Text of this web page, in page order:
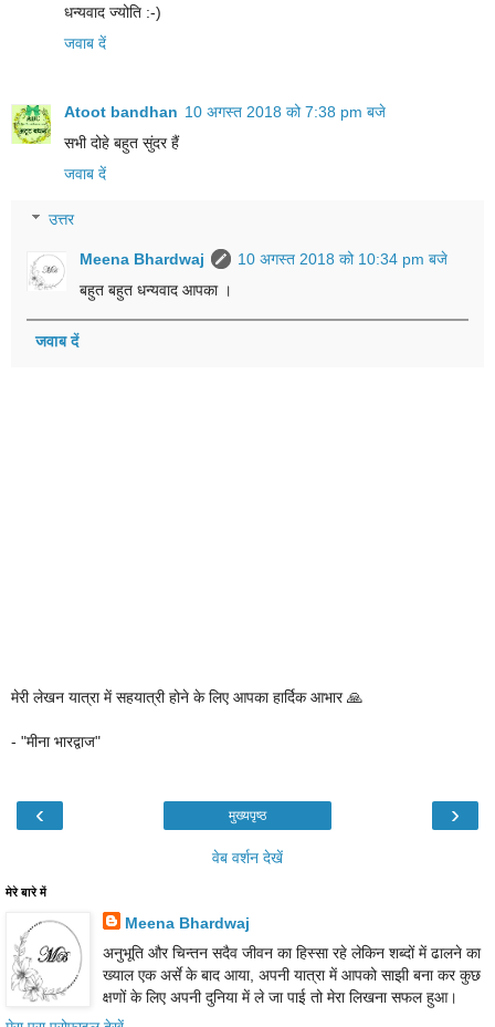
धन्यवाद ज्योति :-)
जवाब दें
Atoot bandhan 10 अगस्त 2018 को 7:38 pm बजे
सभी दोहे बहुत सुंदर हैं
जवाब दें
उत्तर
Meena Bhardwaj
10 अगस्त 2018 को 10:34 pm बजे
बहुत बहुत धन्यवाद आपका ।
जवाब दें
मेरी लेखन यात्रा में सहयात्री होने के लिए आपका हार्दिक आभार 🙏
- "मीना भारद्वाज"
‹ ›
मुख्यपृष्ठ
वेब वर्शन देखें
मेरे बारे में
Meena Bhardwaj
अनुभूति और चिन्तन सदैव जीवन का हिस्सा रहे लेकिन शब्दों में ढालने का
ख्याल एक अर्से के बाद आया, अपनी यात्रा में आपको साझी बना कर कुछ
क्षणों के लिए अपनी दुनिया में ले जा पाई तो मेरा लिखना सफल हुआ।